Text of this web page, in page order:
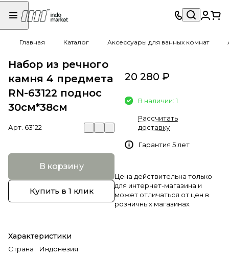
Главная Каталог Аксессуары для ванных комнат
Набор из речного
камня 4 предмета
RN-63122 поднос
30см*38см
Арт. 63122
В корзину
Купить в 1 клик
Характеристики
Страна: Индонезия
20 280 ₽
В наличии: 1
Рассчитать
доставку
Гарантия 5 лет
Цена действительна только
для интернет-магазина и
может отличаться от цен в
розничных магазинах